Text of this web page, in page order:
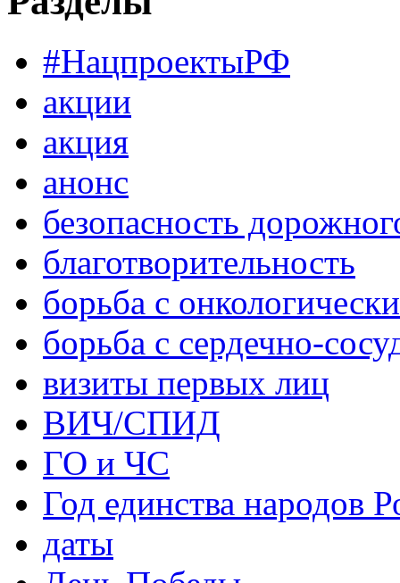
#НацпроектыРФ
акции
акция
анонс
безопасность
благотворительность
борьба с
борьба с сердечно-
визиты первых лиц
ВИЧ/СПИД
ГО и ЧС
Год единства народов
даты